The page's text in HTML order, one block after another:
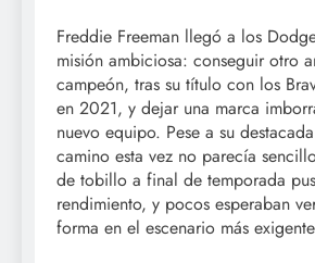
Freddie Freeman llegó a los
misión ambiciosa: conseguir otro
campeón, tras su título con los
en 2021, y dejar una marca
nuevo equipo. Pese a su
camino esta vez no parecía
de tobillo a final de temporada
rendimiento, y pocos esperaban
forma en el escenario más